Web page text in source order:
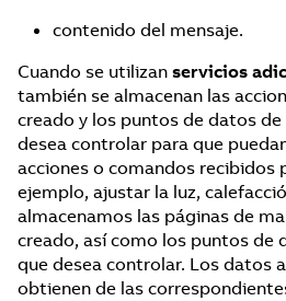
contenido del mensaje.
Cuando se utilizanservicios
también se almacenan las
creado y los puntos de datos
desea controlar para que
acciones o comandos recibidos
ejemplo, ajustar la luz,
almacenamos las páginas de
creado, así como los puntos de
que desea controlar. Los datos
obtienen de las